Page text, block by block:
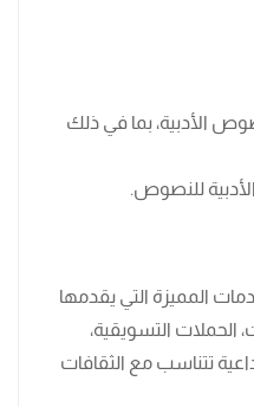
الأدبية، بما في ذلك
للنصوص.
المميزة التي يقدمها
الحملات التسويقية،
تتناسب مع الثقافات